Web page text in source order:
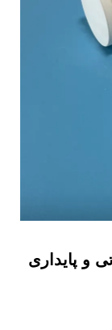
و پایداری